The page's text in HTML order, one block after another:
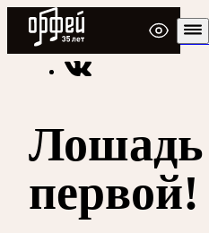
Радио Орфей
Радио классической
первой!